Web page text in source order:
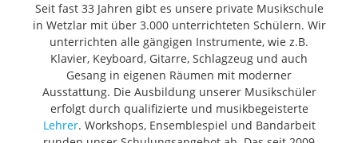
Master Volume (with S-1 Switch), Tone
1. (Neck/Middle Pickups), Tone 2.
(Bridge Pickup) Switching: 5-Position
Blade: Position 1. Bridge Pickup
Position 2. Bridge and Middle Pickup
Position 3. Middle Pickup Position 4.
Middle and Neck Pickup Position 5.
Seit fast 33 Jahren gibt es unsere private Musikschule
in Wetzlar mit über 3.000 unterrichteten Schülern. Wir
unterrichten alle gängigen Instrumente, wie z.B.
Klavier, Keyboard, Gitarre, Schlagzeug und auch
Gesang in eigenen Räumen mit moderner
Ausstattung. Die Ausbildung unserer Musikschüler
erfolgt durch qualifizierte und musikbegeisterte
Lehrer. Workshops, Ensemblespiel und Bandarbeit